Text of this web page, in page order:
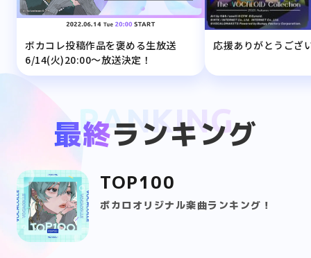
ボカコレ投稿作品を褒める生放送
6/14(火)20:00〜放送決定！
応援ありがとうござ
RANKING
最終ランキング
TOP100
ボカロオリジナル楽曲ランキング！